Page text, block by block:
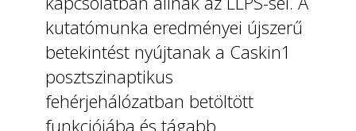
kutatómunka eredményei újszerű
betekintést nyújtanak a Caskin1
posztszinaptikus
fehérjehálózatban betöltött
funkciójába és tágabb